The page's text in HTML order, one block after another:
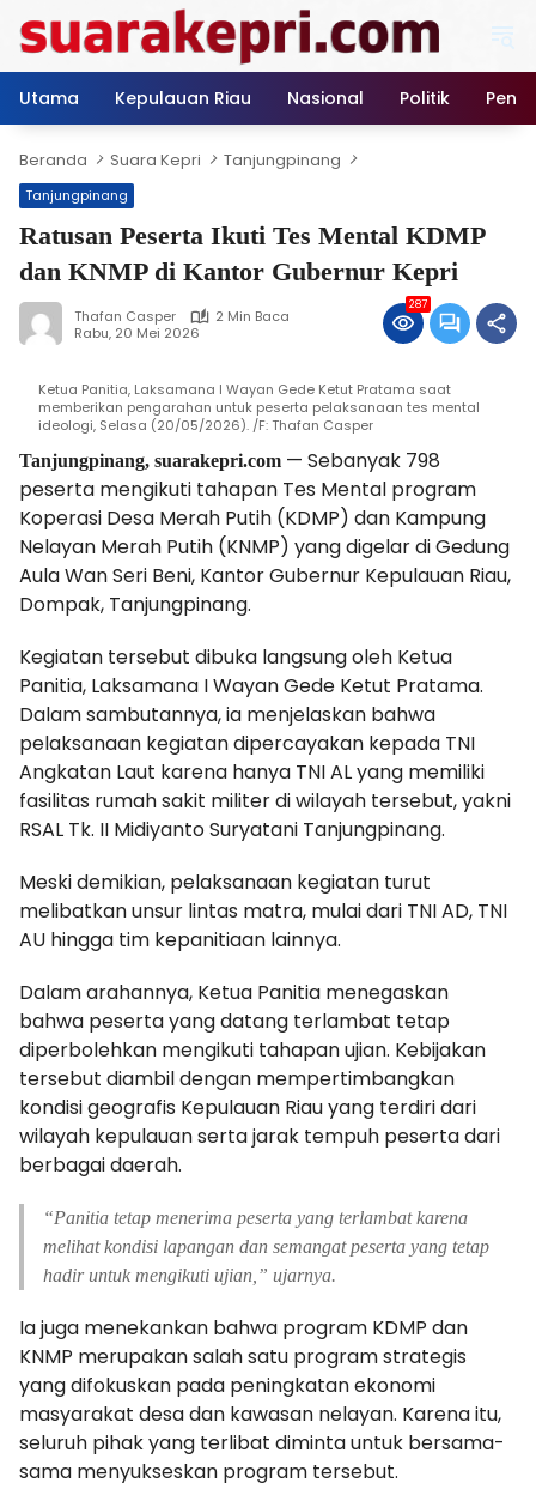
konten
Utama
Kepulauan Riau Nasional Politik
Beranda Suara Kepri Tanjungpinang
Tanjungpinang
Ratusan Peserta Ikuti Tes Mental KDMP
dan KNMP di Kantor Gubernur Kepri
Thafan Casper
2 Min Baca
Rabu, 20 Mei 2026
287
Ketua Panitia, Laksamana I Wayan Gede Ketut Pratama saat
memberikan pengarahan untuk peserta pelaksanaan tes mental
ideologi, Selasa (20/05/2026). /F: Thafan Casper
Tanjungpinang, suarakepri.com — Sebanyak 798
peserta mengikuti tahapan Tes Mental program
Koperasi Desa Merah Putih (KDMP) dan Kampung
Nelayan Merah Putih (KNMP) yang digelar di Gedung
Aula Wan Seri Beni, Kantor Gubernur Kepulauan Riau,
Dompak, Tanjungpinang.
Kegiatan tersebut dibuka langsung oleh Ketua
Panitia, Laksamana I Wayan Gede Ketut Pratama.
Dalam sambutannya, ia menjelaskan bahwa
pelaksanaan kegiatan dipercayakan kepada TNI
Angkatan Laut karena hanya TNI AL yang memiliki
fasilitas rumah sakit militer di wilayah tersebut, yakni
RSAL Tk. II Midiyanto Suryatani Tanjungpinang.
Meski demikian, pelaksanaan kegiatan turut
melibatkan unsur lintas matra, mulai dari TNI AD, TNI
AU hingga tim kepanitiaan lainnya.
Dalam arahannya, Ketua Panitia menegaskan
bahwa peserta yang datang terlambat tetap
diperbolehkan mengikuti tahapan ujian. Kebijakan
tersebut diambil dengan mempertimbangkan
kondisi geografis Kepulauan Riau yang terdiri dari
wilayah kepulauan serta jarak tempuh peserta dari
berbagai daerah.
“Panitia tetap menerima peserta yang terlambat karena
melihat kondisi lapangan dan semangat peserta yang tetap
hadir untuk mengikuti ujian,” ujarnya.
Ia juga menekankan bahwa program KDMP dan
KNMP merupakan salah satu program strategis
yang difokuskan pada peningkatan ekonomi
masyarakat desa dan kawasan nelayan. Karena itu,
seluruh pihak yang terlibat diminta untuk bersama-
sama menyukseskan program tersebut.